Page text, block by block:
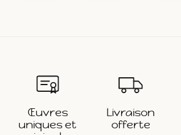
Œuvres
uniques et
Livraison
offerte